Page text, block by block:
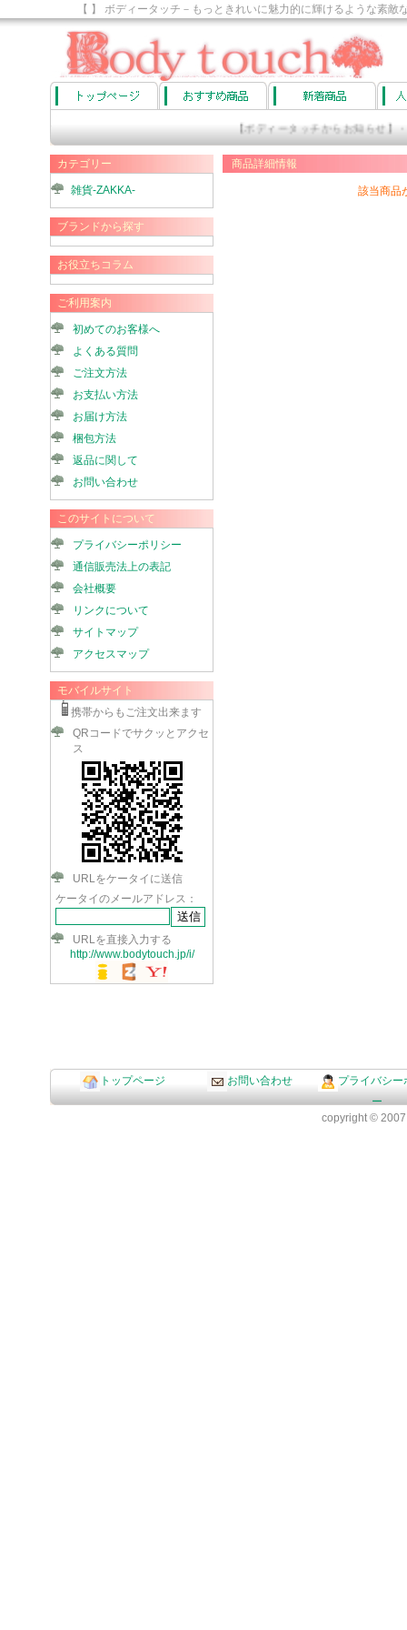
【 】 ボディータッチ－もっときれいに魅力的に輝けるような素
【ボディータッチからお知らせ】・・
カテゴリー
雑貨-ZAKKA-
ブランドから探す
お役立ちコラム
ご利用案内
初めてのお客様へ
よくある質問
ご注文方法
お支払い方法
お届け方法
梱包方法
返品に関して
お問い合わせ
このサイトについて
プライバシーポリシー
通信販売法上の表記
会社概要
リンクについて
サイトマップ
アクセスマップ
モバイルサイト
携帯からもご注文出来ます
QRコードでサクッとアクセ
ス
URLをケータイに送信
ケータイのメールアドレス：
URLを直接入力する
http://www.bodytouch.jp/i/
商品詳細情報
該当商品
トップページ お問い合わせ
プライバシー
ー
copyright ©